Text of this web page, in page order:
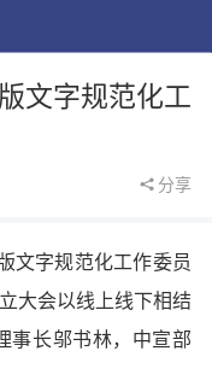
文字规范化工
分享
文字规范化工作委员
大会以线上线下相结
事长邬书林，中宣部